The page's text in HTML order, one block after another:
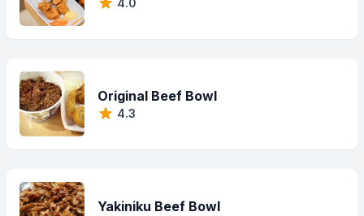
4.0
Original Beef Bowl
4.3
Yakiniku Beef Bowl